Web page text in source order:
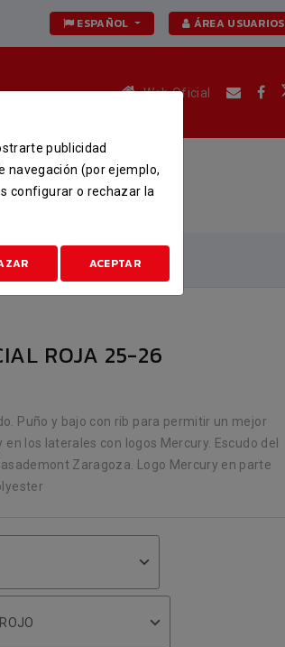
ESPAÑOL ÁREA USUARIOS
Web Oficial
26
ROJA 25-26
Puño y bajo con rib para permitir un mejor
los laterales con logos Mercury. Escudo del
Zaragoza. Logo Mercury en parte
ROJO
publicidad
navegación (por ejemplo,
configurar o rechazar la
ACEPTAR